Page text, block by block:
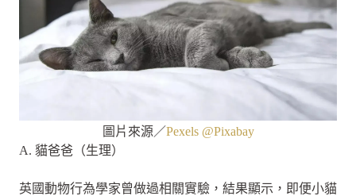
圖片來源／Pexels @Pixabay
A. 貓爸爸（生理）
英國動物行為學家曾做過相關實驗，結果顯示，即便小貓